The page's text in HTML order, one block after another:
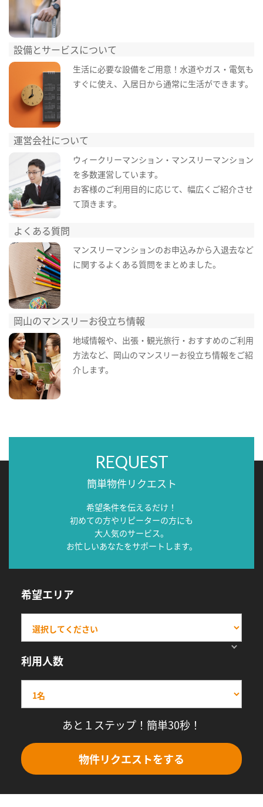
設備とサービスについて
生活に必要な設備をご用意！水道やガス・電気も
すぐに使え、入居日から通常に生活ができます。
運営会社について
ウィークリーマンション・マンスリーマンション
を多数運営しています。
お客様のご利用目的に応じて、幅広くご紹介させ
て頂きます。
よくある質問
マンスリーマンションのお申込みから入退去など
に関するよくある質問をまとめました。
岡山のマンスリーお役立ち情報
地域情報や、出張・観光旅行・おすすめのご利用
方法など、岡山のマンスリーお役立ち情報をご紹
介します。
REQUEST
簡単物件リクエスト
希望条件を伝えるだけ！
初めての方やリピーターの方にも
大人気のサービス。
お忙しいあなたをサポートします。
希望エリア
利用人数
あと１ステップ！簡単30秒！
物件リクエストをする